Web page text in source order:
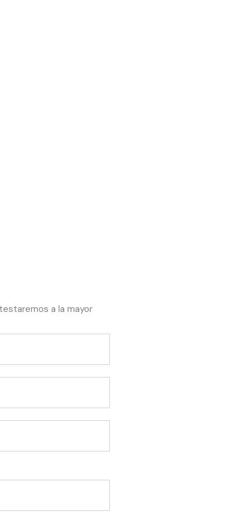
a la mayor